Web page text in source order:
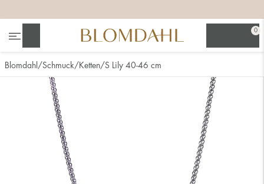
0
Nasenschmuck
Blomdahl Schmuck Ketten S Lily 40-46 cm